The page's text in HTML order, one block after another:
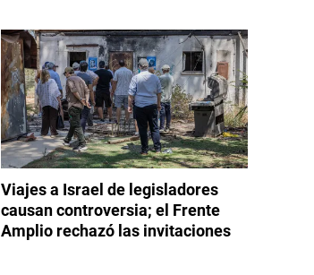
Viajes a Israel de legisladores
causan controversia; el Frente
Amplio rechazó las invitaciones